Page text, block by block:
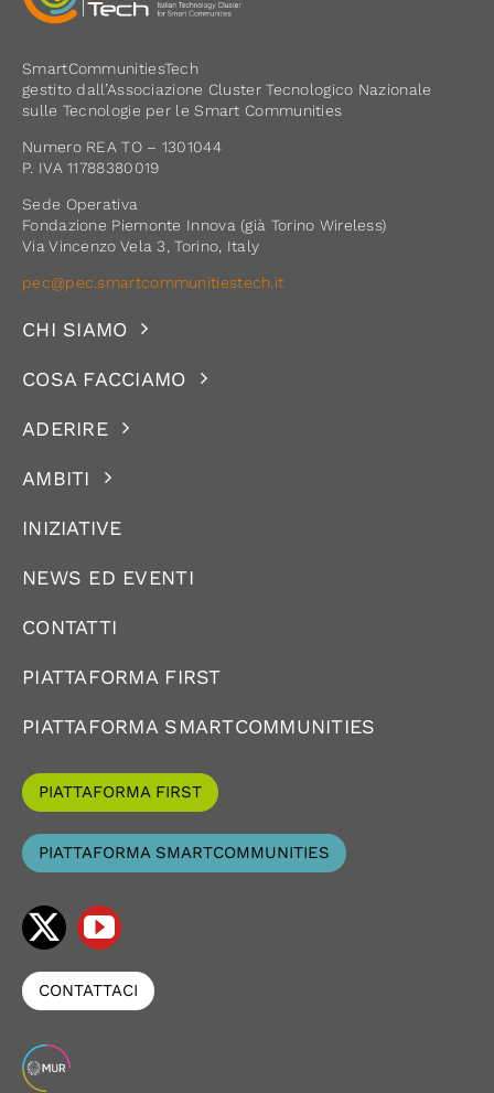
SmartCommunitiesTech
gestito dall’Associazione Cluster Tecnologico Nazionale
sulle Tecnologie per le Smart Communities
Numero REA TO – 1301044
P. IVA 11788380019
Sede Operativa
Fondazione Piemonte Innova (già Torino Wireless)
Via Vincenzo Vela 3, Torino, Italy
pec@pec.smartcommunitiestech.it
CHI SIAMO
COSA FACCIAMO
ADERIRE
AMBITI
INIZIATIVE
NEWS ED EVENTI
CONTATTI
PIATTAFORMA FIRST
PIATTAFORMA SMARTCOMMUNITIES
PIATTAFORMA FIRST
PIATTAFORMA SMARTCOMMUNITIES
CONTATTACI